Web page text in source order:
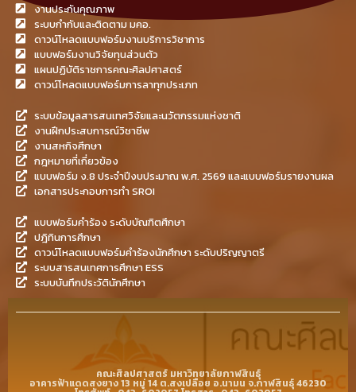
งานประกันคุณภาพ
ระบบกำกับและติดตาม มคอ.
ดาวน์โหลดแบบฟอร์มงานบริการวิชาการ
แบบฟอร์มงานวิจัยทุนส่วนตัว
แผนปฏิบัติราชการคณะศิลปศาสตร์
ดาวน์โหลดแบบฟอร์มการลาทุกประเภท
ระบบข้อมูลสารสนเทศวิจัยและนวัตกรรมแห่งชาติ
งานฝึกประสบการณ์วิชาชีพ
งานสหกิจศึกษา
กฎหมายที่เกี่ยวข้อง
แบบฟอร์ม ง.8 ประจำปีงบประมาณ พ.ศ. 2569 และแบบฟอร์มรายงานผล
เอกสารประกอบการทำ SROI
แบบฟอร์มคำร้อง ระดับบัณฑิตศึกษา
ปฎิทินการศึกษา
ดาวน์โหลดแบบฟอร์มคำร้องนักศึกษา ระดับปริญญาตรี
ระบบสารสนเทศการศึกษา ESS
ระบบบันทึกประวัตินักศึกษา
คณะศิลปศาสตร์ มหาวิทยาลัยกาฬสินธุ์
อาคารฟ้าแดดสงยาง 13 หมู่ 14 ต.สงเปลือย อ.นามน จ.กาฬสินธุ์ 46230